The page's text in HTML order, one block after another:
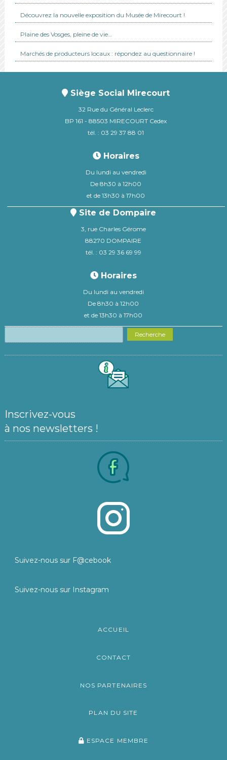
Découvrez la nouvelle exposition du Musée de Mirecourt !
Plaine des Vosges, pleine de vie…
Marchés de producteurs locaux : répondez au questionnaire !
Siège Social Mirecourt
32 Rue du Général Leclerc
BP 161 - 88503 MIRECOURT Cedex
tél. : 03 29 37 88 01
Horaires
Du lundi au vendredi
De 8h30 à 12h00
et de 13h30 à 17h00
Site de Dompaire
3, rue Charles Gérome
88270 DOMPAIRE
tél. : 03 29 36 69 99
Horaires
Du lundi au vendredi
De 8h30 à 12h00
et de 13h30 à 17h00
Recherche
Inscrivez-vous
à nos newsletters !
Suivez-nous sur F@cebook
Suivez-nous sur Instagram
ACCUEIL
CONTACT
NOS PARTENAIRES
PLAN DU SITE
ESPACE MEMBRE